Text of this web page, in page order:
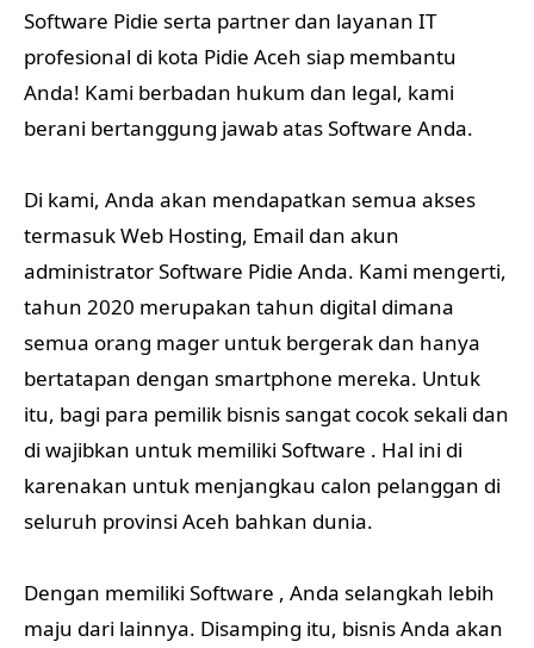
Software Pidie serta partner dan layanan IT
profesional di kota Pidie Aceh siap membantu
Anda! Kami berbadan hukum dan legal, kami
berani bertanggung jawab atas Software Anda.
Di kami, Anda akan mendapatkan semua akses
termasuk Web Hosting, Email dan akun
administrator Software Pidie Anda. Kami mengerti,
tahun 2020 merupakan tahun digital dimana
semua orang mager untuk bergerak dan hanya
bertatapan dengan smartphone mereka. Untuk
itu, bagi para pemilik bisnis sangat cocok sekali dan
di wajibkan untuk memiliki Software . Hal ini di
karenakan untuk menjangkau calon pelanggan di
seluruh provinsi Aceh bahkan dunia.
Dengan memiliki Software , Anda selangkah lebih
maju dari lainnya. Disamping itu, bisnis Anda akan